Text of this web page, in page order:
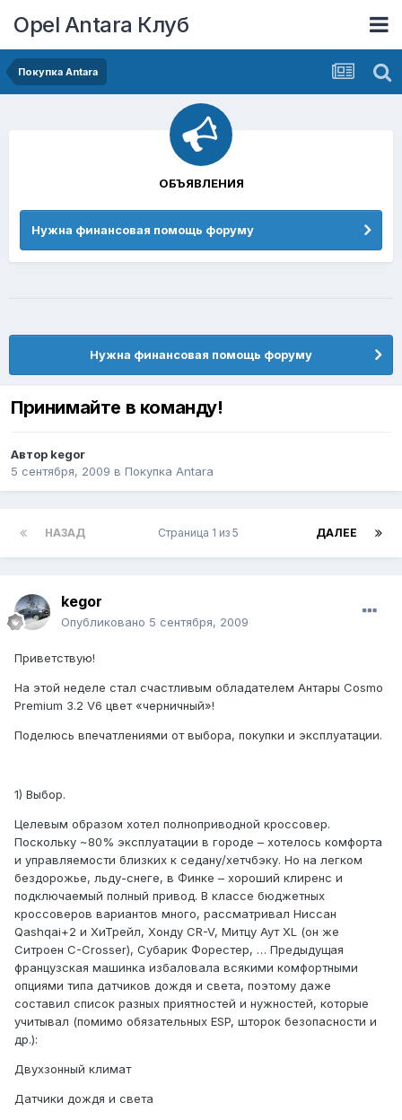
Opel Antara Клуб
Покупка Antara
Нужна финансовая помощь форуму
Принимайте в команду!
Автор kegor
5 сентября, 2009 в Покупка Antara
НАЗАД ДАЛЕЕ
Страница 1 из 5
kegor
Опубликовано 5 сентября, 2009
Приветствую!
На этой неделе стал счастливым обладателем Антары Сosmo
Premium 3.2 V6 цвет «черничный»!
Поделюсь впечатлениями от выбора, покупки и эксплуатации.
1) Выбор.
Целевым образом хотел полноприводной кроссовер.
Поскольку ~80% эксплуатации в городе – хотелось комфорта
и управляемости близких к седану/хетчбэку. Но на легком
бездорожье, льду-снеге, в Финке – хороший клиренс и
подключаемый полный привод. В классе бюджетных
кроссоверов вариантов много, рассматривал Ниссан
Qashqai+2 и ХиТрейл, Хонду CR-V, Митцу Аут XL (он же
Ситроен C-Crosser), Субарик Форестер, … Предыдущая
французская машинка избаловала всякими комфортными
опциями типа датчиков дождя и света, поэтому даже
составил список разных приятностей и нужностей, которые
учитывал (помимо обязательных ESP, шторок безопасности и
др.):
Двухзонный климат
Датчики дождя и света
ОБЪЯВЛЕНИЯ
Нужна финансовая помощь форуму